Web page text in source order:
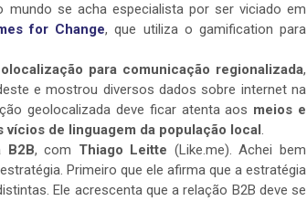
se acha especialista por ser viciado em
for Change, que utiliza o gamification para
para comunicação regionalizada,
e mostrou diversos dados sobre internet na
geolocalizada deve ficar atenta aos meios e
de linguagem da população local.
B2B, com Thiago Leitte (Like.me). Achei bem
Primeiro que ele afirma que a estratégia
Ele acrescenta que a relação B2B deve se